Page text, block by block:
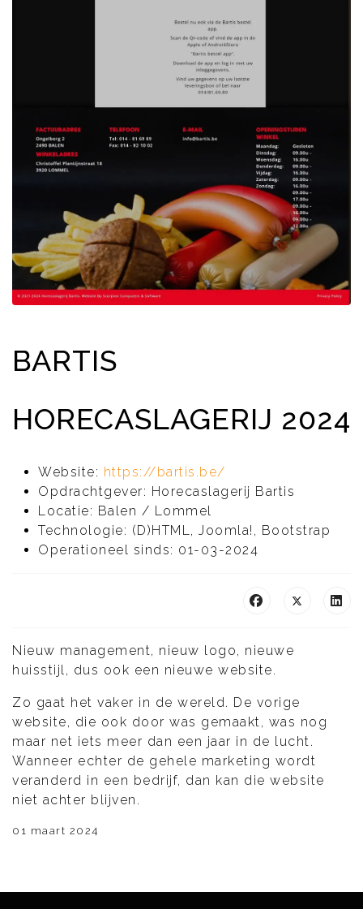
BARTIS
HORECASLAGERIJ 2024
Website: https://bartis.be/
Opdrachtgever: Horecaslagerij Bartis
Locatie: Balen / Lommel
Technologie: (D)HTML, Joomla!, Bootstrap
Operationeel sinds: 01-03-2024
Nieuw management, nieuw logo, nieuwe
huisstijl, dus ook een nieuwe website.
Zo gaat het vaker in de wereld. De vorige
website, die ook door was gemaakt, was nog
maar net iets meer dan een jaar in de lucht.
Wanneer echter de gehele marketing wordt
veranderd in een bedrijf, dan kan die website
niet achter blijven.
01 maart 2024